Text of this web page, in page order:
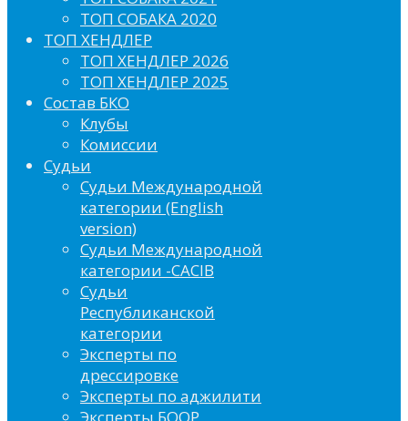
ТОП СОБАКА 2020
ТОП ХЕНДЛЕР
ТОП ХЕНДЛЕР 2026
ТОП ХЕНДЛЕР 2025
Состав БКО
Клубы
Комиссии
Судьи
Судьи Международной
категории (English
version)
Судьи Международной
категории -CACIB
Судьи
Республиканской
категории
Эксперты по
дрессировке
Эксперты по аджилити